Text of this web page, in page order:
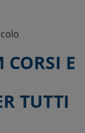
E
TUTTI